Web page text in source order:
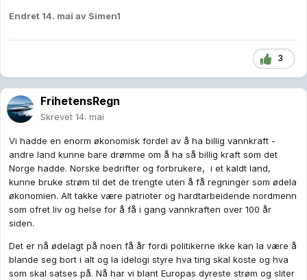
Endret 14. mai av Simen1
3
FrihetensRegn
Skrevet 14. mai
Vi hadde en enorm økonomisk fordel av å ha billig vannkraft -
andre land kunne bare drømme om å ha så billig kraft som det
Norge hadde. Norske bedrifter og forbrukere, i et kaldt land,
kunne bruke strøm til det de trengte uten å få regninger som ødela
økonomien. Alt takke være patrioter og hardtarbeidende nordmenn
som ofret liv og helse for å få i gang vannkraften over 100 år
siden.
Det er nå ødelagt på noen få år fordi politikerne ikke kan la være å
blande seg bort i alt og la idelogi styre hva ting skal koste og hva
som skal satses på. Nå har vi blant Europas dyreste strøm og sliter